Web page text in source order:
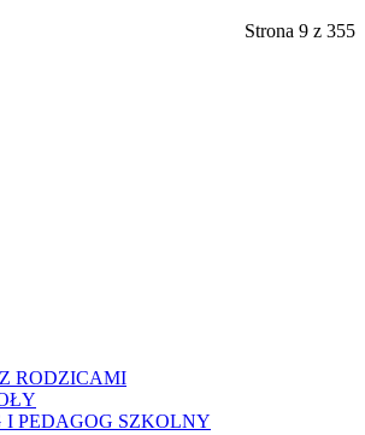
Strona 9 z 355
RODZICAMI
I PEDAGOG SZKOLNY